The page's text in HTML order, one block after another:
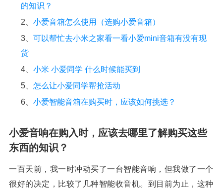
的知识？
2、 小爱音箱怎么使用（选购小爱音箱）
3、 可以帮忙去小米之家看一看小爱mini音箱有没有现
货
4、 小米 小爱同学 什么时候能买到
5、 怎么让小爱同学帮抢活动
6、 小爱智能音箱在购买时，应该如何挑选？
小爱音响在购入时，应该去哪里了解购买这些
东西的知识？
一百天前，我一时冲动买了一台智能音响，但我做了一个
很好的决定，比较了几种智能收音机。到目前为止，这种